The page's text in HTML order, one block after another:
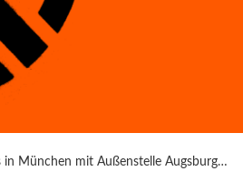
München mit Außenstelle Augsburg…